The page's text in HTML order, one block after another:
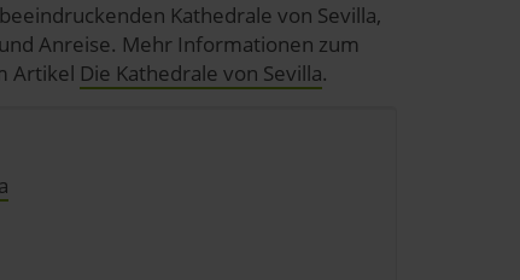
Kathedrale von Sevilla,
Anreise. Mehr Informationen zum
Artikel Die Kathedrale von Sevilla.